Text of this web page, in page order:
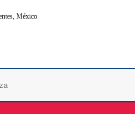
México